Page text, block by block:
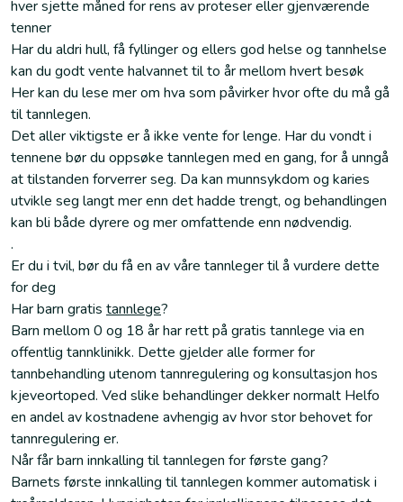
hver sjette måned for rens av proteser eller gjenværende
tenner
Har du aldri hull, få fyllinger og ellers god helse og tannhelse
kan du godt vente halvannet til to år mellom hvert besøk
Her kan du lese mer om hva som påvirker hvor ofte du må gå
til tannlegen.
Det aller viktigste er å ikke vente for lenge. Har du vondt i
tennene bør du oppsøke tannlegen med en gang, for å unngå
at tilstanden forverrer seg. Da kan munnsykdom og karies
utvikle seg langt mer enn det hadde trengt, og behandlingen
kan bli både dyrere og mer omfattende enn nødvendig.
.
Er du i tvil, bør du få en av våre tannleger til å vurdere dette
for deg
Har barn gratis tannlege?
Barn mellom 0 og 18 år har rett på gratis tannlege via en
offentlig tannklinikk. Dette gjelder alle former for
tannbehandling utenom tannregulering og konsultasjon hos
kjeveortoped. Ved slike behandlinger dekker normalt Helfo
en andel av kostnadene avhengig av hvor stor behovet for
tannregulering er.
Når får barn innkalling til tannlegen for første gang?
Barnets første innkalling til tannlegen kommer automatisk i